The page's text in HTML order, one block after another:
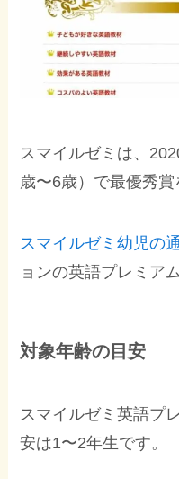
スマイルゼミは、
歳〜6歳）で最優秀賞
スマイルゼミ幼児の
ョンの英語プレミア
対象年齢の目安
スマイルゼミ英語プ
安は1〜2年生です。